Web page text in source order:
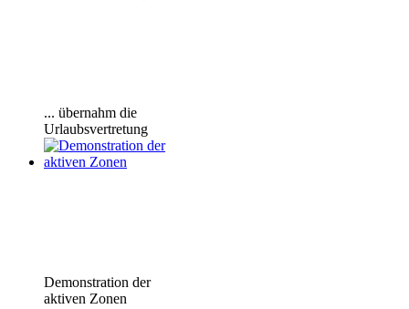
... übernahm die
Urlaubsvertretung
Demonstration der
aktiven Zonen